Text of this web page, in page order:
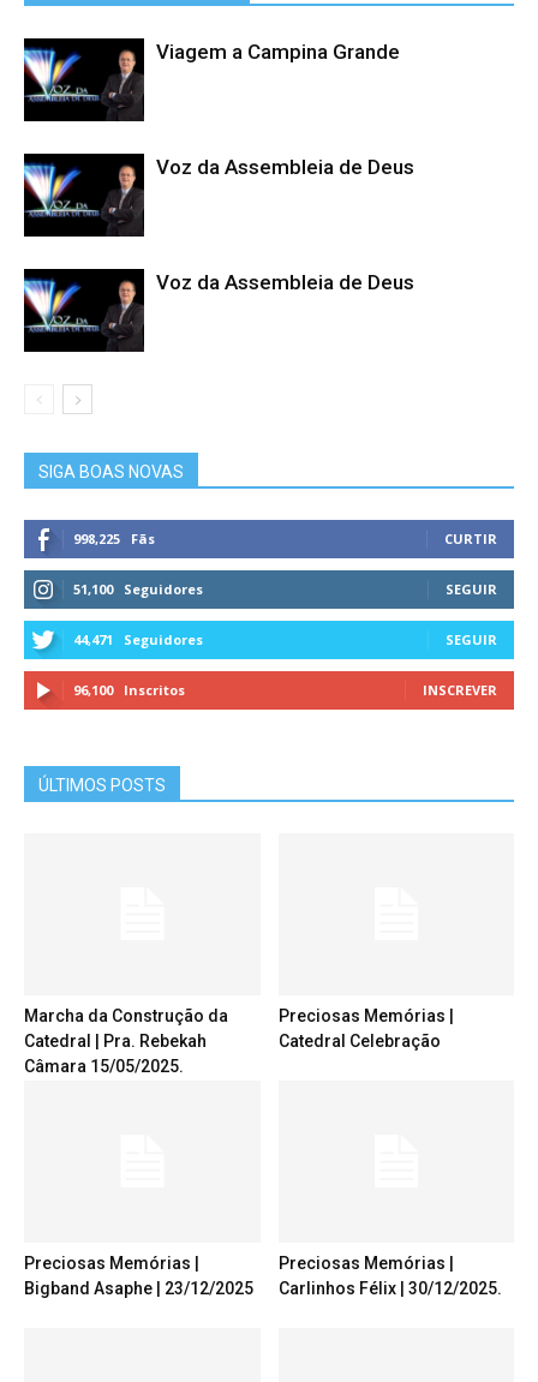
Viagem a Campina Grande
Voz da Assembleia de Deus
Voz da Assembleia de Deus
SIGA BOAS NOVAS
998,225 Fãs CURTIR
51,100 Seguidores SEGUIR
44,471 Seguidores SEGUIR
96,100 Inscritos INSCREVER
ÚLTIMOS POSTS
Marcha da Construção da
Catedral | Pra. Rebekah
Câmara 15/05/2025.
Preciosas Memórias |
Catedral Celebração
Preciosas Memórias |
Bigband Asaphe | 23/12/2025
Preciosas Memórias |
Carlinhos Félix | 30/12/2025.